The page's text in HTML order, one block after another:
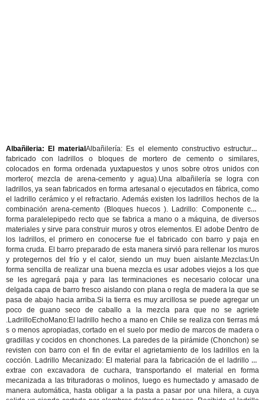
Albañileria: El materialAlbañilería: Es el elemento constructivo estructural,
fabricado con ladrillos o bloques de mortero de cemento o similares,
colocados en forma ordenada yuxtapuestos y unos sobre otros unidos con
mortero( mezcla de arena-cemento y agua).Una albañilería se logra con
ladrillos, ya sean fabricados en forma artesanal o ejecutados en fábrica, como
el ladrillo cerámico y el refractario. Además existen los ladrillos hechos de la
combinación arena-cemento (Bloques huecos ). Ladrillo: Componente con
forma paralelepipedo recto que se fabrica a mano o a máquina, de diversos
materiales y sirve para construir muros y otros elementos. El adobe Dentro de
los ladrillos, el primero en conocerse fue el fabricado con barro y paja en
forma cruda. El barro preparado de esta manera sirvió para rellenar los muros
y protegernos del frío y el calor, siendo un muy buen aislante.Mezclas:Un
forma sencilla de realizar una buena mezcla es usar adobes viejos a los que
se les agregará paja y para las terminaciones es necesario colocar una
delgada capa de barro fresco aislando con plana o regla de madera la que se
pasa de abajo hacia arriba.Si la tierra es muy arcillosa se puede agregar un
poco de guano seco de caballo a la mezcla para que no se agriete
.LadrilloEchoMano:El ladrillo hecho a mano en Chile se realiza con tierras má
s o menos apropiadas, cortado en el suelo por medio de marcos de madera o
gradillas y cocidos en chonchones. La paredes de la pirámide (Chonchon) se
revisten con barro con el fin de evitar el agrietamiento de los ladrillos en la
cocción. Ladrillo Mecanizado:El material para la fabricación de el ladrillo se
extrae con excavadora de cuchara, transportando el material en forma
mecanizada a las trituradoras o molinos, luego es humectado y amasado de
manera automática, hasta obligar a la pasta a pasar por una hilera, a cuya